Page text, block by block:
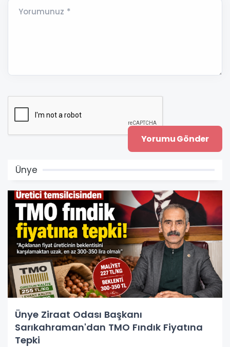
Yorumunuz *
Ünye
Ünye Ziraat Odası Başkanı
Sarıkahraman'dan TMO Fındık Fiyatına
Tepki